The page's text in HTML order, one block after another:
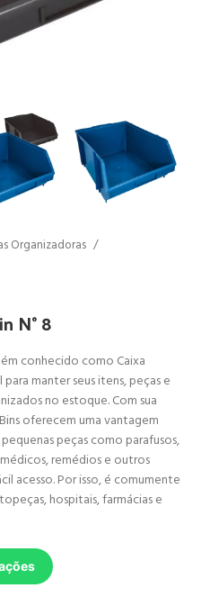
Organizadoras
N° 8
conhecido como Caixa
manter seus itens, peças e
no estoque. Com sua
oferecem uma vantagem
peças como parafusos,
remédios e outros
acesso. Por isso, é comumente
hospitais, farmácias e